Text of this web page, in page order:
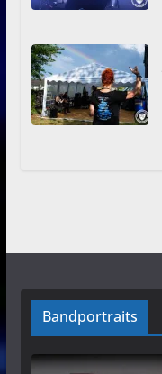
Bandportraits